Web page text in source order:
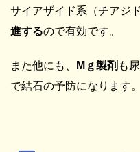
サイアザイド系（チアジ
進するので有効です。
また他にも、 Mｇ製剤 も
で結石の予防になります。